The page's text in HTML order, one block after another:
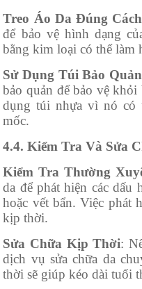
Treo Áo Da Đúng Cách
để bảo vệ hình dạng
bằng kim loại có thể làm
Sử Dụng Túi Bảo Quản
bảo quản để bảo vệ
dụng túi nhựa vì nó có
mốc.
4.4. Kiểm Tra Và Sửa
Kiểm Tra Thường
da để phát hiện các
hoặc vết bẩn. Việc phát
kịp thời.
Sửa Chữa Kịp Thời:
dịch vụ sửa chữa da
thời sẽ giúp kéo dài tuổi